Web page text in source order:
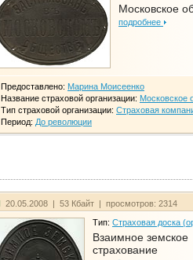
Московское
подробнее
Предоставлено: Марина Моисеенко
Название страховой организации: Московское
Тип страховой организации: Страховая
Период: До революции
20.05.2008 | 53 Кбайт | просмотров: 2314
Тип: Страховая доска
Взаимное земское
страхование